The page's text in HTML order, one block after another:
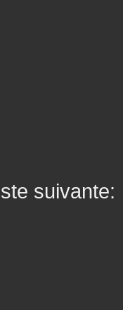
suivante: